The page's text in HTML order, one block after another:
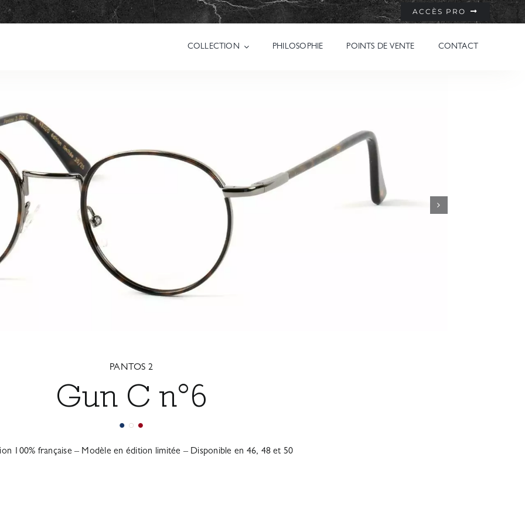
ACCÈS PRO
COLLECTION PHILOSOPHIE POINTS DE VENTE CONTACT
PANTOS 2
Gun C n°6
100% française – Modèle en édition limitée – Disponible en 46, 48 et 50